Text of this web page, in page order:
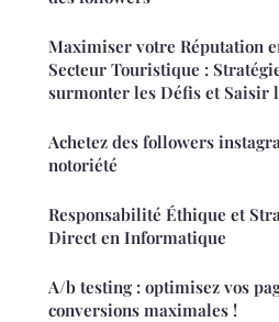
Maximiser votre Réputation
Secteur Touristique :
surmonter les Défis et Saisir
Achetez des followers
notoriété
Responsabilité Éthique et
Direct en Informatique
A/b testing : optimisez vos
conversions maximales !